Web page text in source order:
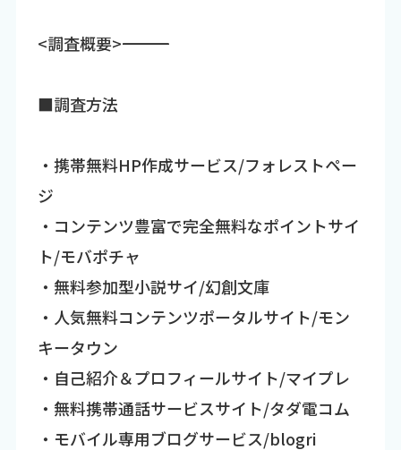
<調査概要>――――――――――――――――――――――――――――――
■調査方法
・携帯無料HP作成サービス/フォレストペー
ジ
・コンテンツ豊富で完全無料なポイントサイ
ト/モバポチャ
・無料参加型小説サイ/幻創文庫
・人気無料コンテンツポータルサイト/モン
キータウン
・自己紹介＆プロフィールサイト/マイプレ
・無料携帯通話サービスサイト/タダ電コム
・モバイル専用ブログサービス/blogri